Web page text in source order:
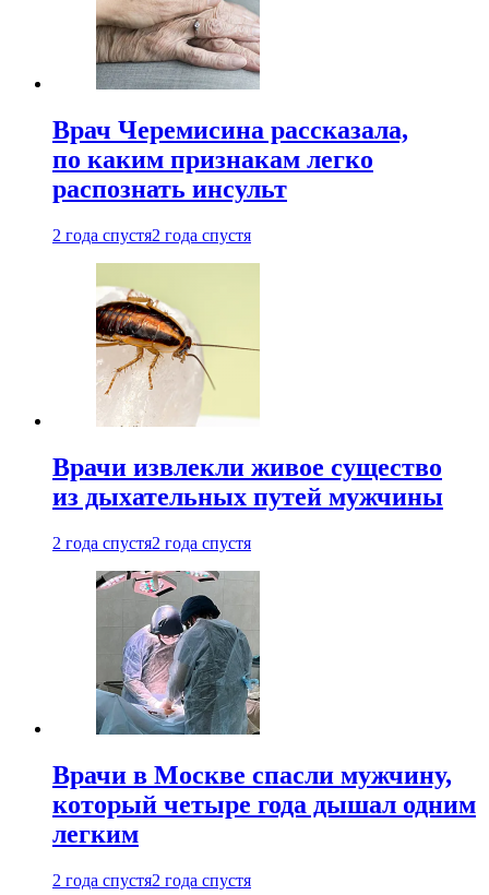
Врач Черемисина рассказала,
по каким признакам легко
распознать инсульт
2 года спустя2 года спустя
Врачи извлекли живое существо
из дыхательных путей мужчины
2 года спустя2 года спустя
Врачи в Москве спасли мужчину,
который четыре года дышал одним
легким
2 года спустя2 года спустя